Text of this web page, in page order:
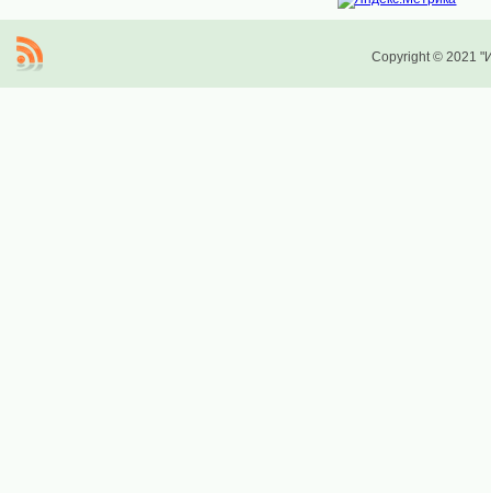
Copyright © 2021